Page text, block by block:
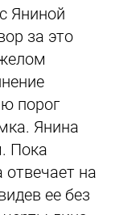
Яниной
за это
порог
Янина
Пока
на
ее без